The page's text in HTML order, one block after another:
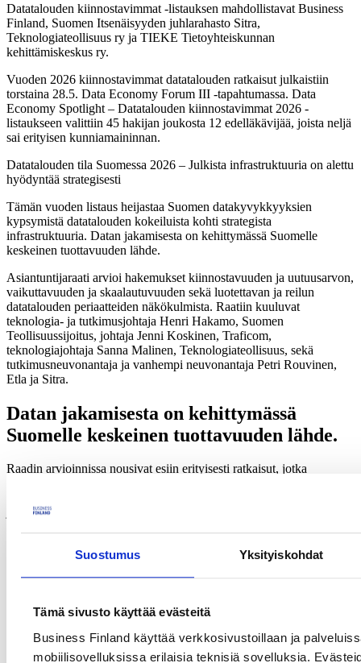
Suostumus Yksityiskohdat
Tämä sivusto käyttää evästeitä
Business Finland käyttää verkkosivustoillaan ja
mobiilisovelluksissa erilaisia teknisiä sovelluksia.
Datatalouden kiinnostavimmat -listauksen mahdollistavat Business
Finland, Suomen Itsenäisyyden juhlarahasto Sitra,
Teknologiateollisuus ry ja TIEKE Tietoyhteiskunnan
kehittämiskeskus ry.
Vuoden 2026 kiinnostavimmat datatalouden ratkaisut julkaistiin
torstaina 28.5. Data Economy Forum III -tapahtumassa. Data
Economy Spotlight – Datatalouden kiinnostavimmat 2026 -
listaukseen valittiin 45 hakijan joukosta 12 edelläkävijää, joista neljä
sai erityisen kunniamaininnan.
Datatalouden tila Suomessa 2026 – Julkista infrastruktuuria on alettu
hyödyntää strategisesti
Tämän vuoden listaus heijastaa Suomen datakyvykkyyksien
kypsymistä datatalouden kokeiluista kohti strategista
infrastruktuuria. Datan jakamisesta on kehittymässä Suomelle
keskeinen tuottavuuden lähde.
Asiantuntijaraati arvioi hakemukset kiinnostavuuden ja uutuusarvon,
vaikuttavuuden ja skaalautuvuuden sekä luotettavan ja reilun
datatalouden periaatteiden näkökulmista. Raatiin kuuluvat
teknologia- ja tutkimusjohtaja Henri Hakamo, Suomen
Teollisuussijoitus, johtaja Jenni Koskinen, Traficom,
teknologiajohtaja Sanna Malinen, Teknologiateollisuus, sekä
tutkimusneuvonantaja ja vanhempi neuvonantaja Petri Rouvinen,
Etla ja Sitra.
Datan jakamisesta on kehittymässä
Suomelle keskeinen tuottavuuden lähde.
Raadin arvioinnissa nousivat esiin erityisesti ratkaisut, jotka
jotka pääsivät jo 2023 edelliselle listalle. Suomalainen datatalous on
poikkeuksellista vaikuttavuutta ja innovatiivisuutta.
Airport Operational Status (AOS):”Sisupuukko”-
kunniamaininnan saanut ratkaisu purkaa tietosiilot ja saa datan